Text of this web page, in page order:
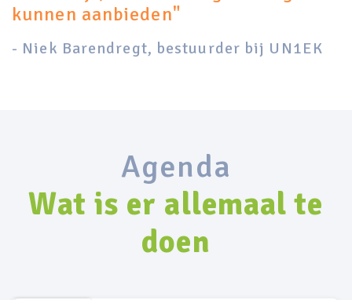
kunnen aanbieden"
- Niek Barendregt, bestuurder bij UN1EK
Agenda
Wat is er allemaal te
doen